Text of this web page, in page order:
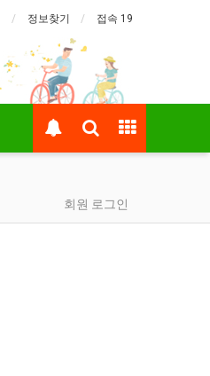
정보찾기 접속 19
회원 로그인